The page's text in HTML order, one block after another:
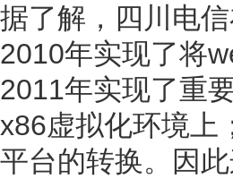
据了解，四川电
2010年实现了将
2011年实现了重
x86虚拟化环境上
平台的转换。因